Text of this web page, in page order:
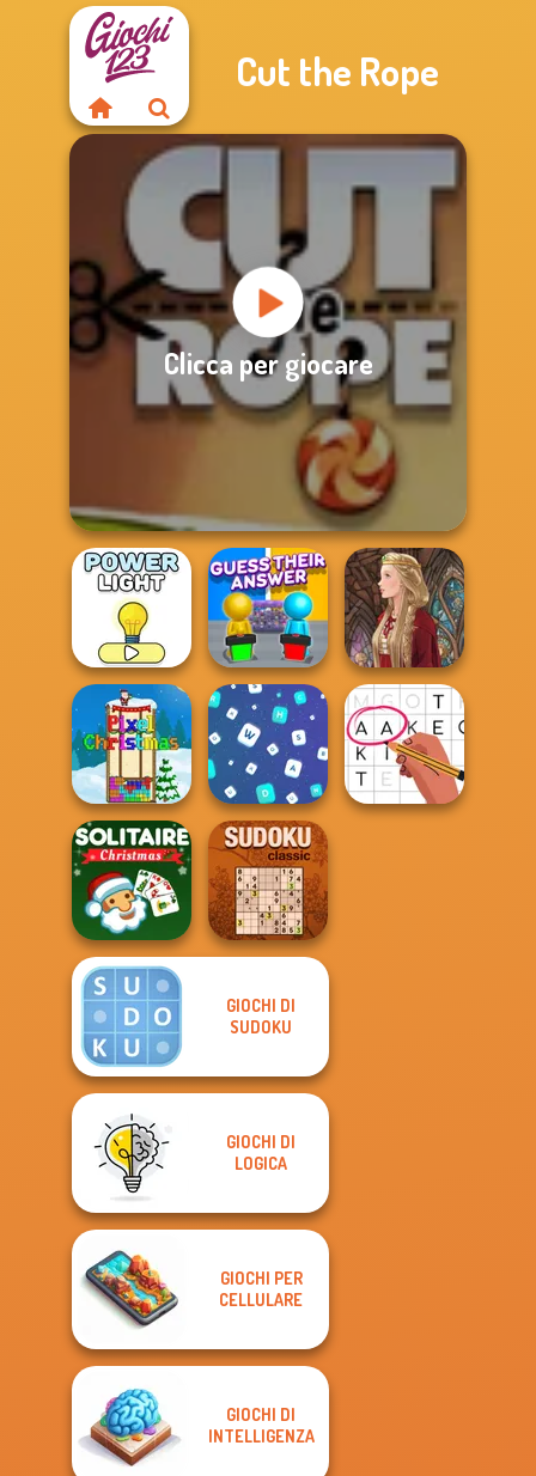
Cut the Rope
Clicca per giocare
Power Light
Guess Their
Answer
Medieval Doll
Pixel Christmas Words Match
Solitaire Classic
Christmas
GIOCHI DI
SUDOKU
GIOCHI DI
LOGICA
GIOCHI PER
CELLULARE
GIOCHI DI
INTELLIGENZA